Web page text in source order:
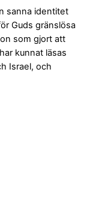
sanna identitet
Guds gränslösa
som gjort att
kunnat läsas
Israel, och